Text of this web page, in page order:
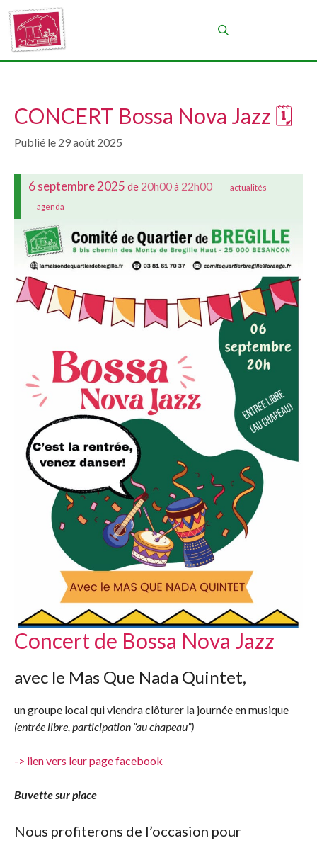
Aller
au
contenu
CONCERT Bossa Nova Jazz 🗓
29 août 2025
6 septembre 2025 de 20h00à 22h00 actualités
agenda
Concert de Bossa Nova Jazz
avec le Mas Que Nada Quintet,
un groupe local qui viendra clôturer la journée en musique
(entrée libre, participation “au chapeau”)
-> lien vers leur page facebook
Buvette sur place
Nous profiterons de l’occasion pour